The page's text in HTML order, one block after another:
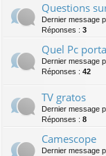
Questions
Dernier message
Réponses : 3
Quel Pc
Dernier message
Réponses : 42
TV gratos
Dernier message
Réponses : 8
Camescope
Dernier message